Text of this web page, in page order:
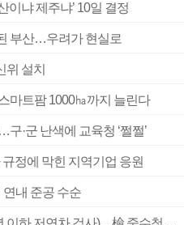
이냐 제주냐’ 10일 결정
부산…우려가 현실로
위 설치
마트팜 1000㏊까지 늘린다
·군 난색에 교육청 ‘쩔쩔’
정에 막힌 지역기업 응원
연내 준공 수순